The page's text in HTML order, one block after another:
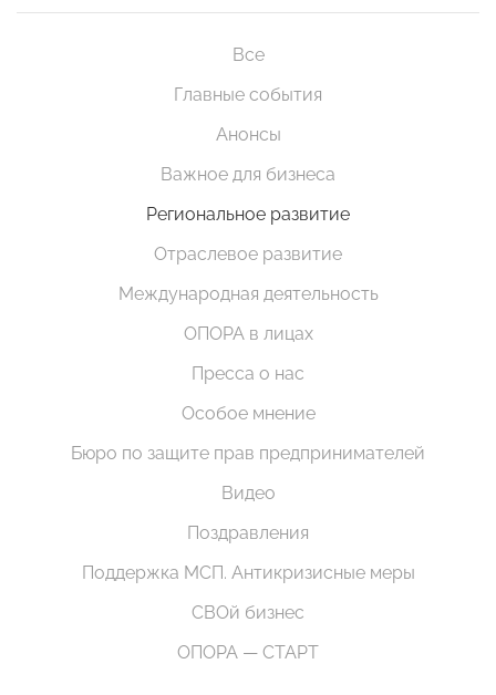
Все
Главные события
Анонсы
Важное для бизнеса
Региональное развитие
Отраслевое развитие
Международная деятельность
ОПОРА в лицах
Пресса о нас
Особое мнение
Бюро по защите прав предпринимателей
Видео
Поздравления
Поддержка МСП. Антикризисные меры
СВОй бизнес
ОПОРА — СТАРТ